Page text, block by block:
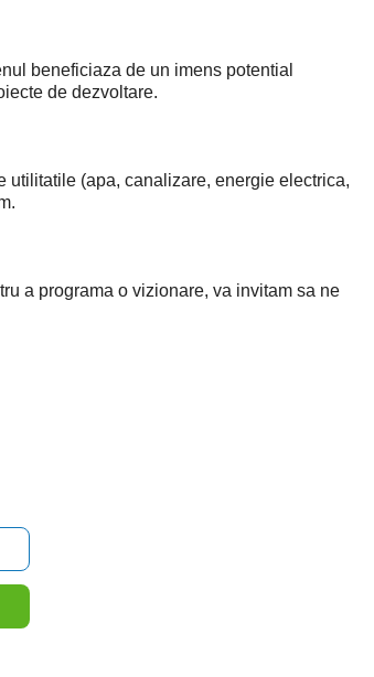
beneficiaza de un imens potential
de dezvoltare.
utilitatile (apa, canalizare, energie electrica,
a programa o vizionare, va invitam sa ne